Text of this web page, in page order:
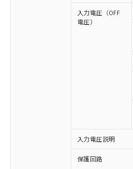
入力電圧（OFF
電圧）
入力電圧説明
保護回路
※1 対応状況